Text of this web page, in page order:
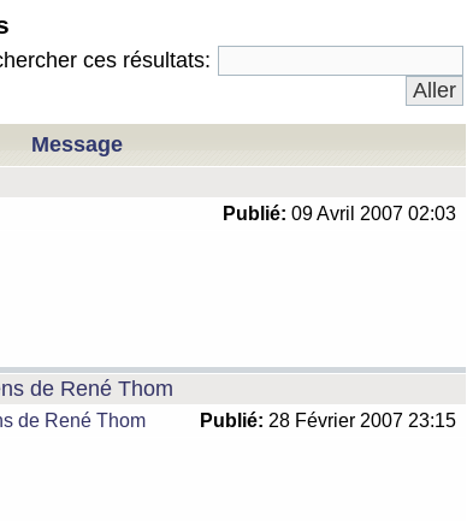
ces résultats:
Message
Publié: 09 Avril 2007 02:03
de René Thom
de René Thom Publié: 28 Février 2007 23:15